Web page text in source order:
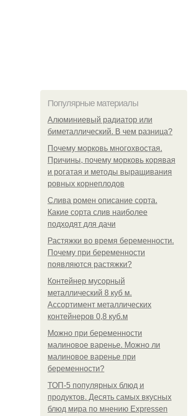
Популярные материалы
Алюминиевый радиатор или
биметаллический. В чем разница?
Почему морковь многохвостая.
Причины, почему морковь корявая
и рогатая и методы выращивания
ровных корнеплодов
Слива ромен описание сорта.
Какие сорта слив наиболее
подходят для дачи
Растяжки во время беременности.
Почему при беременности
появляются растяжки?
Контейнер мусорный
металлический 8 куб м.
Ассортимент металлических
контейнеров 0,8 куб.м
Можно при беременности
малиновое варенье. Можно ли
малиновое варенье при
беременности?
ТОП-5 популярных блюд и
продуктов. Десять самых вкусных
блюд мира по мнению Expressen